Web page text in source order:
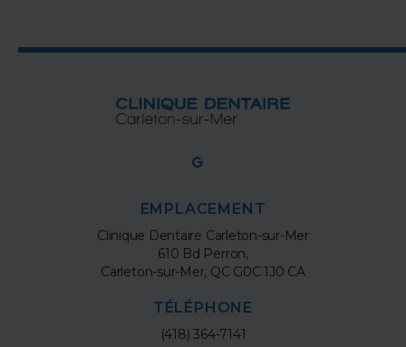
EMPLACEMENT
Clinique Dentaire Carleton-sur-Mer
610 Bd Perron
Carleton-sur-Mer QC G0C 1J0 CA
TÉLÉPHONE
(418) 364-7141